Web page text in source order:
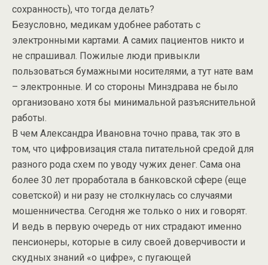
сохранность), что тогда делать?
Безусловно, медикам удобнее работать с
электронными картами. А самих пациентов никто и
не спрашивал. Пожилые люди привыкли
пользоваться бумажными носителями, а тут нате вам
– электронные. И со стороны Минздрава не было
организовано хотя бы минимальной разъяснительной
работы.
В чем Александра Ивановна точно права, так это в
том, что цифровизация стала питательной средой для
разного рода схем по уводу чужих денег. Сама она
более 30 лет проработала в банковской сфере (еще
советской) и ни разу не столкнулась со случаями
мошенничества. Сегодня же только о них и говорят.
И ведь в первую очередь от них страдают именно
пенсионеры, которые в силу своей доверчивости и
скудных знаний «о цифре», с пугающей